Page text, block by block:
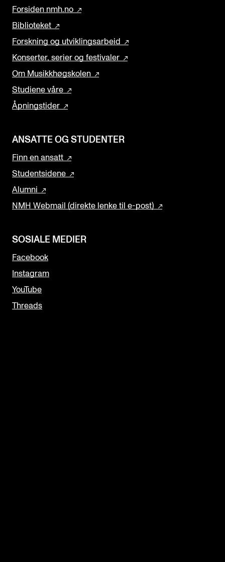
Forsiden nmh.no
Biblioteket
Forskning og utviklingsarbeid
Konserter, serier og festivaler
Om Musikkhøgskolen
Studiene våre
Åpningstider
ANSATTE OG STUDENTER
Finn en ansatt
Studentsidene
Alumni
NMH Webmail (direkte lenke til e-post)
SOSIALE MEDIER
Facebook
Instagram
YouTube
Threads